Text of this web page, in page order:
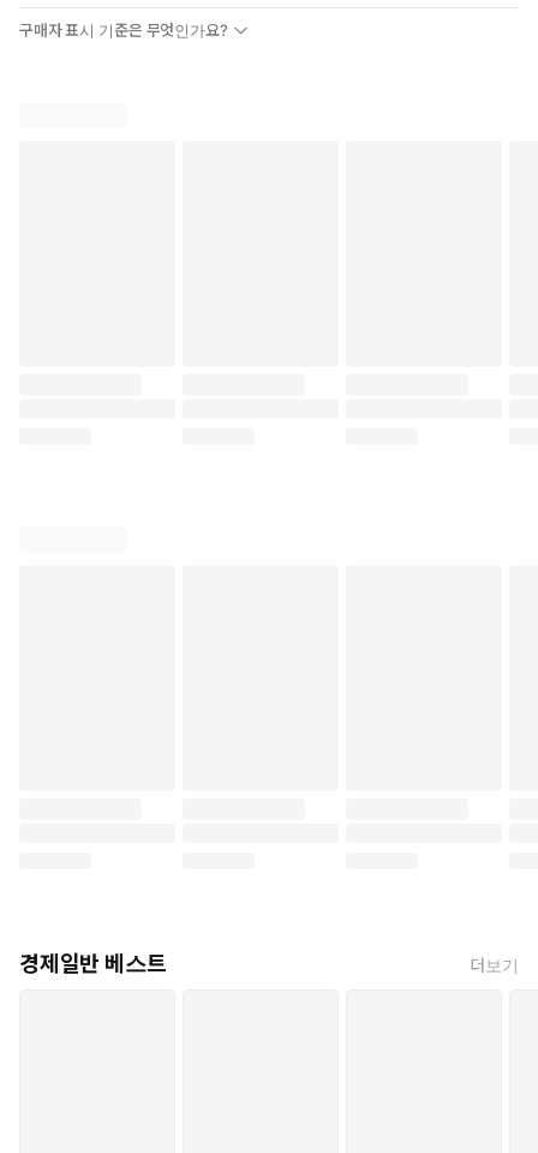
구매자 표시 기준은 무엇인가요?
경제일반 베스트 더보기